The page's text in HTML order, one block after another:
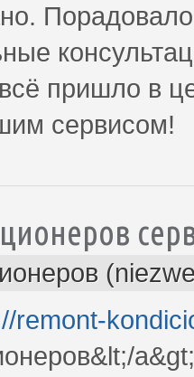
пришло в
сервисом!
remont-
a&gt;